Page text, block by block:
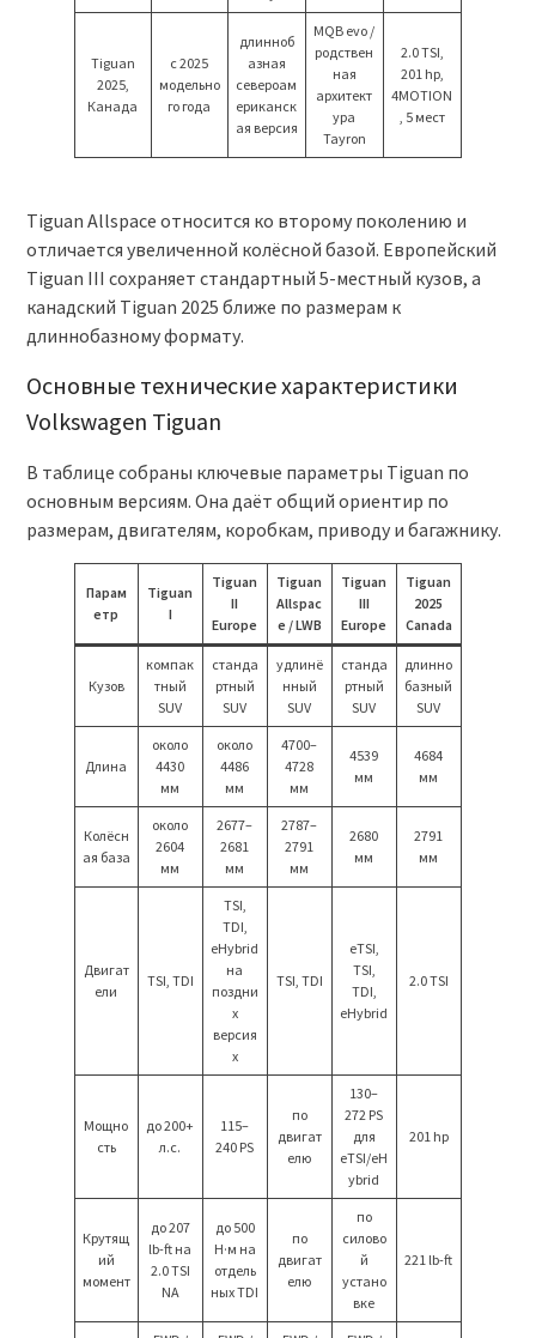
Tiguan
2025,
Канада
с 2025
модельно
го года
длинноб
азная
североам
ериканск
ая версия
MQB evo /
родствен
ная
архитект
ура
Tayron
2.0 TSI,
201 hp,
4MOTION
, 5 мест
Tiguan Allspace относится ко второму поколению и
отличается увеличенной колёсной базой. Европейский
Tiguan III сохраняет стандартный 5-местный кузов, а
канадский Tiguan 2025 ближе по размерам к
длиннобазному формату.
Основные технические характеристики
Volkswagen Tiguan
В таблице собраны ключевые параметры Tiguan по
основным версиям. Она даёт общий ориентир по
размерам, двигателям, коробкам, приводу и багажнику.
Парам
етр
Tiguan
I
Tiguan
II
Europe
Tiguan
Allspac
e / LWB
Tiguan
III
Europe
Tiguan
2025
Canada
Кузов
компак
тный
SUV
станда
ртный
SUV
удлинё
нный
SUV
станда
ртный
SUV
длинно
базный
SUV
Длина
около
4430
мм
около
4486
мм
4700–
4728
мм
4539
мм
4684
мм
Колёсн
ая база
около
2604
мм
2677–
2681
мм
2787–
2791
мм
2680
мм
2791
мм
Двигат
ели
TSI, TDI
TSI,
TDI,
eHybrid
на
поздни
х
версия
х
TSI, TDI
eTSI,
TSI,
TDI,
eHybrid
2.0 TSI
Мощно
сть
до 200+
л.с.
115–
240 PS
по
двигат
елю
130–
272 PS
для
eTSI/eH
ybrid
201 hp
Крутящ
ий
момент
до 207
lb-ft на
2.0 TSI
NA
до 500
Н·м на
отдель
ных TDI
по
двигат
елю
по
силово
й
устано
вке
221 lb-ft